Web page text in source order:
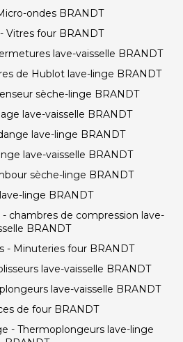
ondes BRANDT
Vitres four BRANDT
lave-vaisselle BRANDT
de Hublot lave-linge BRANDT
sèche-linge BRANDT
lave-vaisselle BRANDT
lave-linge BRANDT
lave-vaisselle BRANDT
sèche-linge BRANDT
linge BRANDT
chambres de compression lave-
BRANDT
- Minuteries four BRANDT
lave-vaisselle BRANDT
lave-vaisselle BRANDT
de four BRANDT
- Thermoplongeurs lave-linge